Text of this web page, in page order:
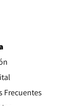
Frecuentes